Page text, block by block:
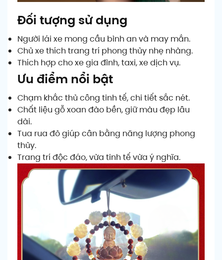
Đối tượng sử dụng
Người lái xe mong cầu bình an và may mắn.
Chủ xe thích trang trí phong thủy nhẹ nhàng.
Thích hợp cho xe gia đình, taxi, xe dịch vụ.
Ưu điểm nổi bật
Chạm khắc thủ công tinh tế, chi tiết sắc nét.
Chất liệu gỗ xoan đào bền, giữ màu đẹp lâu
dài.
Tua rua đỏ giúp cân bằng năng lượng phong
thủy.
Trang trí độc đáo, vừa tinh tế vừa ý nghĩa.